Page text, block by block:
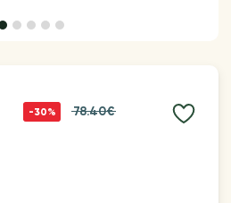
-30% 78.40€